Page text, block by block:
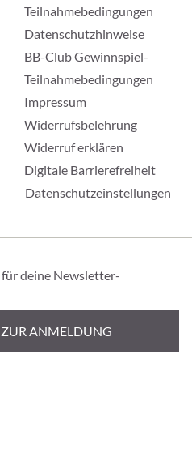
Teilnahmebedingungen
Datenschutzhinweise
BB-Club Gewinnspiel-
Teilnahmebedingungen
Impressum
Widerrufsbelehrung
Widerruf erklären
Digitale Barrierefreiheit
Datenschutzeinstellungen
für deine Newsletter-
ZUR ANMELDUNG